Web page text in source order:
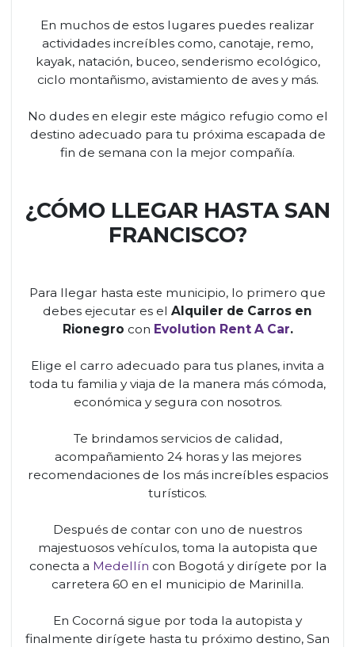
En muchos de estos lugares puedes realizar
actividades increíbles como, canotaje, remo,
kayak, natación, buceo, senderismo ecológico,
ciclo montañismo, avistamiento de aves y más.
No dudes en elegir este mágico refugio como el
destino adecuado para tu próxima escapada de
fin de semana con la mejor compañía.
¿CÓMO LLEGAR HASTA SAN
FRANCISCO?
Para llegar hasta este municipio, lo primero que
debes ejecutar es el Alquiler de Carros en
Rionegro con Evolution Rent A Car.
Elige el carro adecuado para tus planes, invita a
toda tu familia y viaja de la manera más cómoda,
económica y segura con nosotros.
Te brindamos servicios de calidad,
acompañamiento 24 horas y las mejores
recomendaciones de los más increíbles espacios
turísticos.
Después de contar con uno de nuestros
majestuosos vehículos, toma la autopista que
conecta a Medellín con Bogotá y dirígete por la
carretera 60 en el municipio de Marinilla.
En Cocorná sigue por toda la autopista y
finalmente dirígete hasta tu próximo destino, San